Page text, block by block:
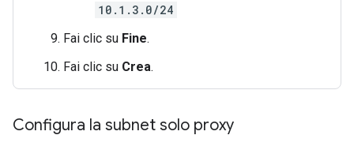
10.1.3.0/24
Fai clic su Fine.
Fai clic su Crea.
Configura la subnet solo proxy